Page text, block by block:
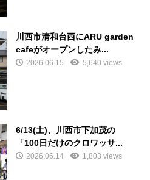
川西市清和台西にARU garden
cafeがオープンしたみ...
2026.06.15 5,640 views
6/13(土)、川西市下加茂の
「100日だけのクロワッサ...
2026.06.14 1,803 views